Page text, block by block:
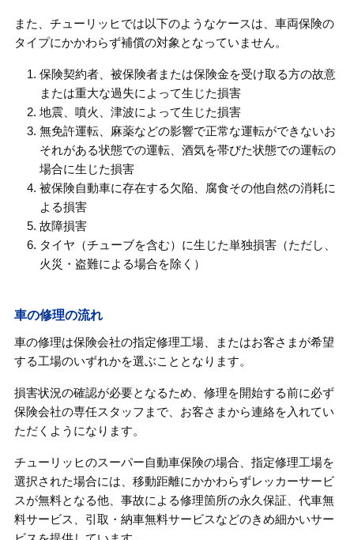
また、チューリッヒでは以下のようなケースは、車両保険の
タイプにかかわらず補償の対象となっていません。
保険契約者、被保険者または保険金を受け取る方の故意
または重大な過失によって生じた損害
地震、噴火、津波によって生じた損害
無免許運転、麻薬などの影響で正常な運転ができないお
それがある状態での運転、酒気を帯びた状態での運転の
場合に生じた損害
被保険自動車に存在する欠陥、腐食その他自然の消耗に
よる損害
故障損害
タイヤ（チューブを含む）に生じた単独損害（ただし、
火災・盗難による場合を除く）
車の修理の流れ
車の修理は保険会社の指定修理工場、またはお客さまが希望
する工場のいずれかを選ぶこととなります。
損害状況の確認が必要となるため、修理を開始する前に必ず
保険会社の専任スタッフまで、お客さまから連絡を入れてい
ただくようになります。
チューリッヒのスーパー自動車保険の場合、指定修理工場を
選択された場合には、移動距離にかかわらずレッカーサービ
スが無料となる他、事故による修理箇所の永久保証、代車無
料サービス、引取・納車無料サービスなどのきめ細かいサー